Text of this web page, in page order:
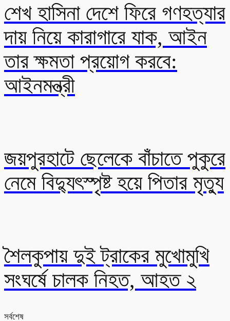
শেখ হাসিনা দেশে ফিরে গণহত্যার
দায় নিয়ে কারাগারে যাক, আইন
তার ক্ষমতা প্রয়োগ করবে:
আইনমন্ত্রী
জয়পুরহাটে ছেলেকে বাঁচাতে পুকুরে
নেমে বিদ্যুৎস্পৃষ্ট হয়ে পিতার মৃত্যু
শৈলকুপায় দুই ট্রাকের মুখোমুখি
সংঘর্ষে চালক নিহত, আহত ২
সর্বশেষ